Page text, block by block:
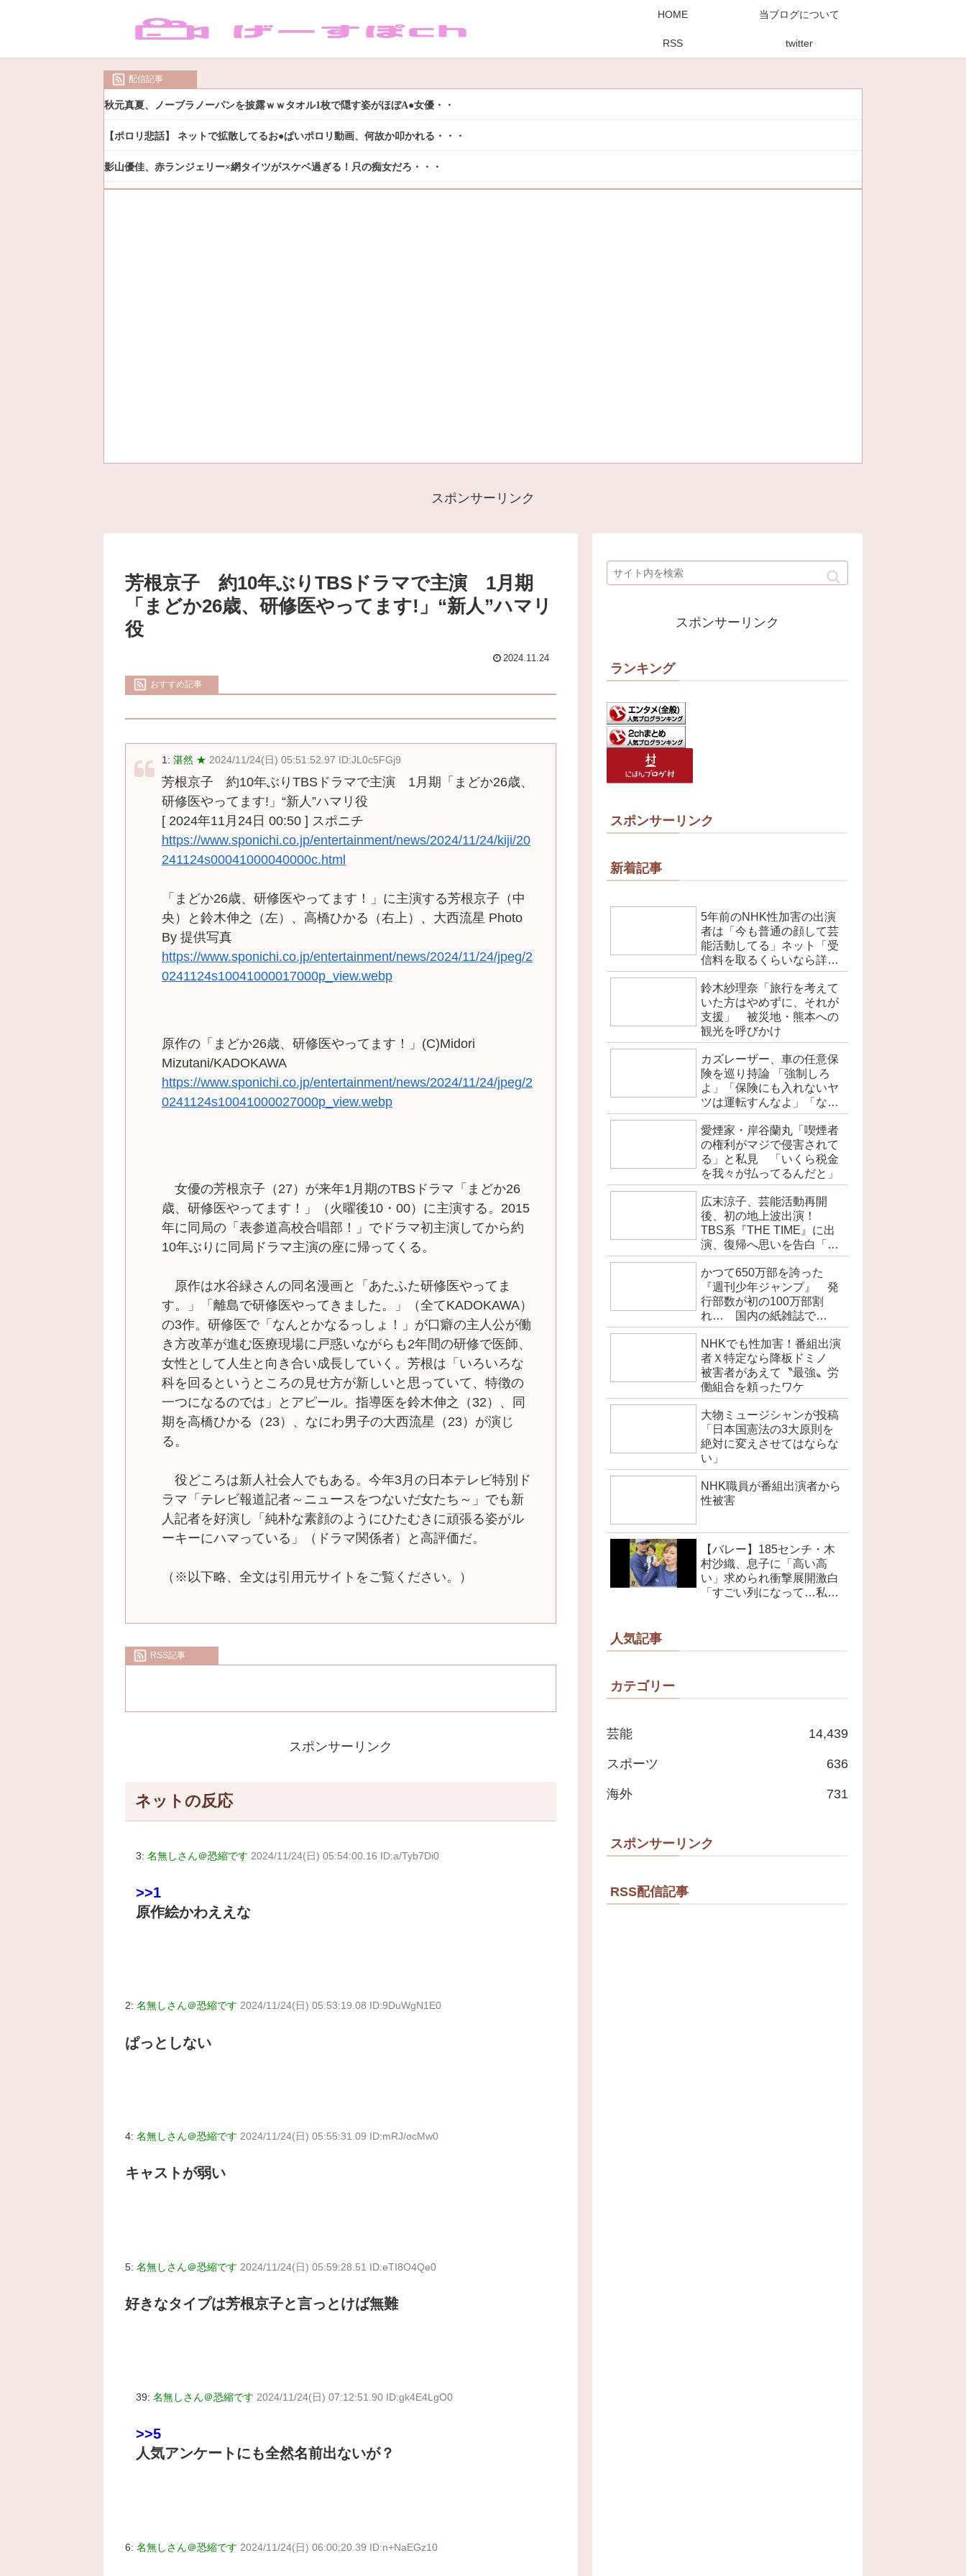
HOME 当ブログについて
RSS twitter
配信記事
秋元真夏、ノーブラノーパンを披露ｗｗタオル1枚で隠す姿がほぼA●女優・・
【ポロリ悲話】 ネットで拡散してるお●ぱいポロリ動画、何故か叩かれる・・・
影山優佳、赤ランジェリー×網タイツがスケベ過ぎる！只の痴女だろ・・・
スポンサーリンク
芳根京子 約10年ぶりTBSドラマで主演 1月期
「まどか26歳、研修医やってます!」“新人”ハマリ
役
2024.11.24
おすすめ記事
1: 湛然 ★ 2024/11/24(日) 05:51:52.97 ID:JL0c5FGj9
芳根京子 約10年ぶりTBSドラマで主演 1月期「まどか26歳、
研修医やってます!」“新人”ハマリ役
[ 2024年11月24日 00:50 ] スポニチ
https://www.sponichi.co.jp/entertainment/news/2024/11/24/kiji/20
241124s00041000040000c.html
「まどか26歳、研修医やってます！」に主演する芳根京子（中
央）と鈴木伸之（左）、高橋ひかる（右上）、大西流星 Photo
By 提供写真
https://www.sponichi.co.jp/entertainment/news/2024/11/24/jpeg/2
0241124s10041000017000p_view.webp
原作の「まどか26歳、研修医やってます！」(C)Midori
Mizutani/KADOKAWA
https://www.sponichi.co.jp/entertainment/news/2024/11/24/jpeg/2
0241124s10041000027000p_view.webp
女優の芳根京子（27）が来年1月期のTBSドラマ「まどか26
歳、研修医やってます！」（火曜後10・00）に主演する。2015
年に同局の「表参道高校合唱部！」でドラマ初主演してから約
10年ぶりに同局ドラマ主演の座に帰ってくる。
原作は水谷緑さんの同名漫画と「あたふた研修医やってま
す。」「離島で研修医やってきました。」（全てKADOKAWA）
の3作。研修医で「なんとかなるっしょ！」が口癖の主人公が働
き方改革が進む医療現場に戸惑いながらも2年間の研修で医師、
女性として人生と向き合い成長していく。芳根は「いろいろな
科を回るというところの見せ方が新しいと思っていて、特徴の
一つになるのでは」とアピール。指導医を鈴木伸之（32）、同
期を高橋ひかる（23）、なにわ男子の大西流星（23）が演じ
る。
役どころは新人社会人でもある。今年3月の日本テレビ特別ド
ラマ「テレビ報道記者～ニュースをつないだ女たち～」でも新
人記者を好演し「純朴な素顔のようにひたむきに頑張る姿がル
ーキーにハマっている」（ドラマ関係者）と高評価だ。
（※以下略、全文は引用元サイトをご覧ください。）
RSS記事
スポンサーリンク
ネットの反応
3: 名無しさん＠恐縮です 2024/11/24(日) 05:54:00.16 ID:a/Tyb7Di0
>>1
原作絵かわええな
2: 名無しさん＠恐縮です 2024/11/24(日) 05:53:19.08 ID:9DuWgN1E0
ぱっとしない
4: 名無しさん＠恐縮です 2024/11/24(日) 05:55:31.09 ID:mRJ/ocMw0
キャストが弱い
5: 名無しさん＠恐縮です 2024/11/24(日) 05:59:28.51 ID:eTI8O4Qe0
好きなタイプは芳根京子と言っとけば無難
39: 名無しさん＠恐縮です 2024/11/24(日) 07:12:51.90 ID:gk4E4LgO0
>>5
人気アンケートにも全然名前出ないが？
6: 名無しさん＠恐縮です 2024/11/24(日) 06:00:20.39 ID:n+NaEGz10
スポンサーリンク
ランキング
スポンサーリンク
新着記事
5年前のNHK性加害の出演
者は「今も普通の顔して芸
能活動してる」ネット「受
信料を取るくらいなら詳細
を伝えよ」
鈴木紗理奈「旅行を考えて
いた方はやめずに、それが
支援」 被災地・熊本への
観光を呼びかけ
カズレーザー、車の任意保
険を巡り持論 「強制しろ
よ」「保険にも入れないヤ
ツは運転すんなよ」「なん
で法律を改正しないの？」
愛煙家・岸谷蘭丸「喫煙者
の権利がマジで侵害されて
る」と私見 「いくら税金
を我々が払ってるんだと」
広末涼子、芸能活動再開
後、初の地上波出演！
TBS系『THE TIME』に出
演、復帰へ思いを告白「自
分の弱い部分だったり…」
かつて650万部を誇った
『週刊少年ジャンプ』 発
行部数が初の100万部割
れ… 国内の紙雑誌で
「100万部超」ゼロに
NHKでも性加害！番組出演
者Ｘ特定なら降板ドミノ
被害者があえて〝最強〟労
働組合を頼ったワケ
大物ミュージシャンが投稿
「日本国憲法の3大原則を
絶対に変えさせてはならな
い」
NHK職員が番組出演者から
性被害
【バレー】185センチ・木
村沙織、息子に「高い高
い」求められ衝撃展開激白
「すごい列になって…私ア
人気記事
カテゴリー
芸能 14,439
スポーツ 636
海外 731
スポンサーリンク
RSS配信記事